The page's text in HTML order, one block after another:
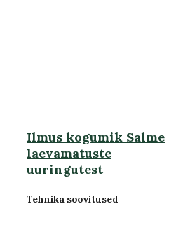
Ilmus kogumik Salme
laevamatuste
uuringutest
Tehnika soovitused